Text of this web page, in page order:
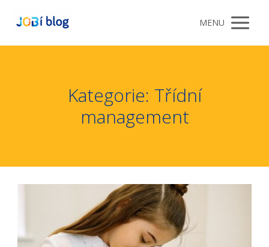
MENU
Kategorie: Třídní
management